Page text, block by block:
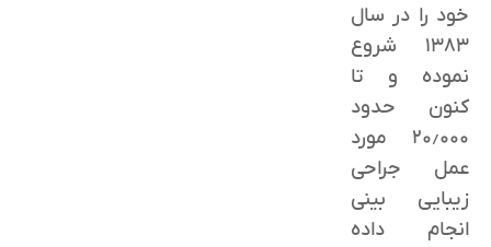
خود را در سال
۱۳۸۳ شروع
نموده و تا
کنون حدود
٢۰٫۰۰۰ مورد
عمل جراحی
زیبایی بینی
انجام داده